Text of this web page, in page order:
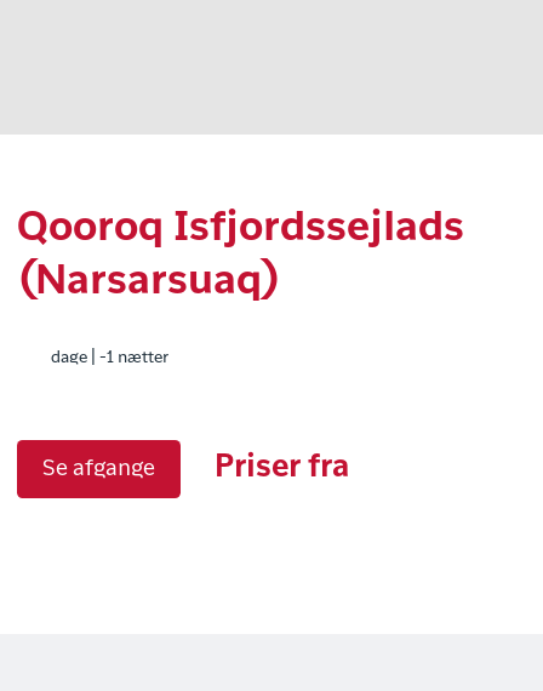
Qooroq Isfjordssejlads
(Narsarsuaq)
dage | -1 nætter
Se afgange Priser fra